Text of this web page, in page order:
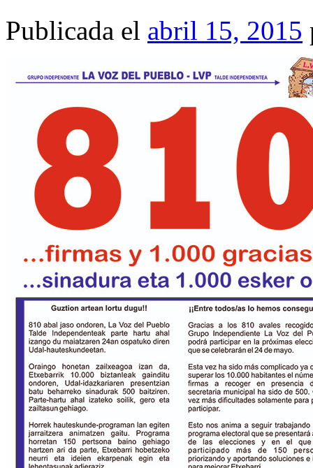
Publicada el abril 15, 2015